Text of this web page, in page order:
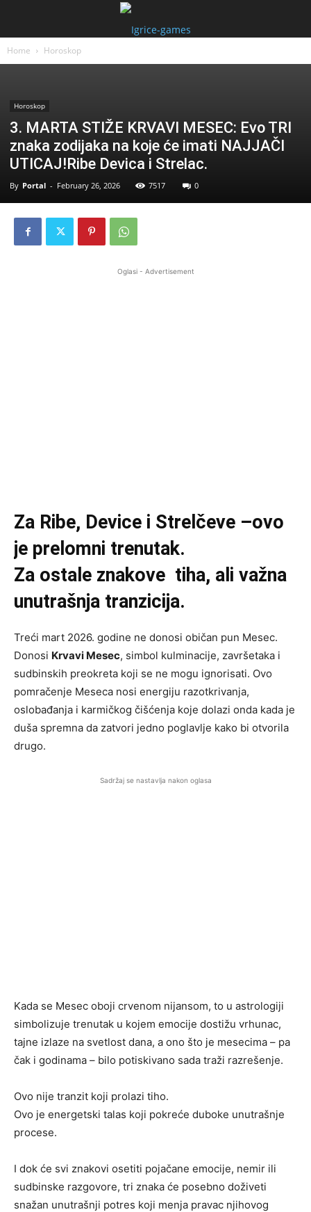
Home Horoskop
Horoskop
3. MARTA STIŽE KRVAVI MESEC: Evo TRI
znaka zodijaka na koje će imati NAJJAČI
UTICAJ!Ribe Devica i Strelac.
By Portal - February 26, 2026 7517 0
Oglasi - Advertisement
Za Ribe, Device i Strelčeve –ovo
je prelomni trenutak.
Za ostale znakove tiha, ali važna
unutrašnja tranzicija.
Treći mart 2026. godine ne donosi običan pun Mesec.
Donosi Krvavi Mesec, simbol kulminacije, završetaka i
sudbinskih preokreta koji se ne mogu ignorisati. Ovo
pomračenje Meseca nosi energiju razotkrivanja,
oslobađanja i karmičkog čišćenja koje dolazi onda kada je
duša spremna da zatvori jedno poglavlje kako bi otvorila
drugo.
Sadržaj se nastavlja nakon oglasa
Kada se Mesec oboji crvenom nijansom, to u astrologiji
simbolizuje trenutak u kojem emocije dostižu vrhunac,
tajne izlaze na svetlost dana, a ono što je mesecima – pa
čak i godinama – bilo potiskivano sada traži razrešenje.
Ovo nije tranzit koji prolazi tiho.
Ovo je energetski talas koji pokreće duboke unutrašnje
procese.
I dok će svi znakovi osetiti pojačane emocije, nemir ili
sudbinske razgovore, tri znaka će posebno doživeti
snažan unutrašnji potres koji menja pravac njihovog